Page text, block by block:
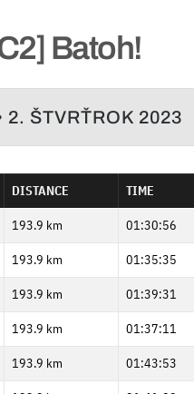
Batoh!
2. ŠTVRŤROK 2023
DISTANCE TIME
193.9 km 01:30:56
193.9 km 01:35:35
193.9 km 01:39:31
193.9 km 01:37:11
193.9 km 01:43:53